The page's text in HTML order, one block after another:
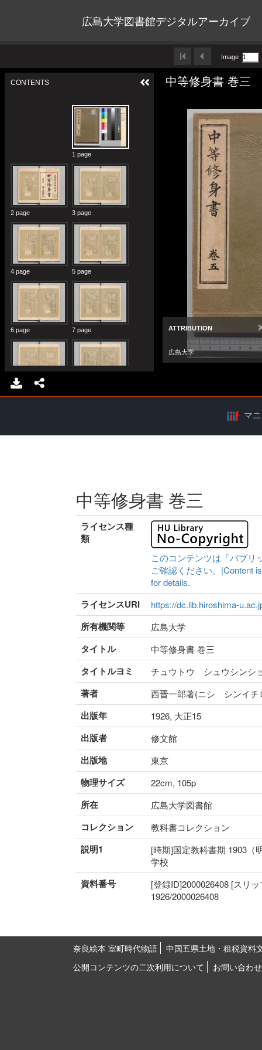
広島大学図書館デジタルアーカイブ
マ
中等修身書 巻三
ライセンス種
類
このコンテンツは「パブリ
ご確認ください。|Content
for details.
ライセンスURI https://dc.lib.hiroshima-
所有機関等 広島大学
タイトル 中等修身書 巻三
タイトルヨミ チュウトウ シュウシンシ
著者 西晋一郎著(ニシ シンイチ
出版年 1926, 大正15
出版者 修文館
出版地 東京
物理サイズ 22cm, 105p
所在 広島大学図書館
コレクション 教科書コレクション
説明1
[時期]国定教科書期 1903（
学校
資料番号
[登録ID]2000026408 [スリ
1926/2000026408
奈良絵本 室町時代物語
中国五県土地・租税資料
公開コンテンツの二次利用について
お問い合わせ